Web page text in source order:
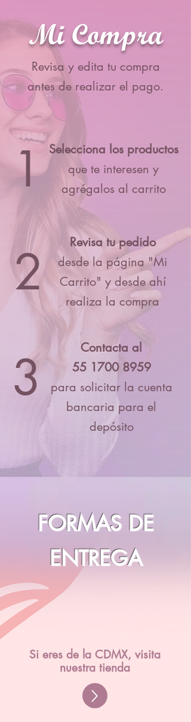
Mi Compra
Revisa y edita tu compra
antes de realizar el pago.
1 Selecciona los productos
que te interesen y
agrégalos al carrito
2
Revisa tu pedido
desde la página "Mi
Carrito" y desde ahí
realiza la compra
3
Contacta al
55 1700 8959
para solicitar la cuenta
bancaria para el
depósito
FORMAS DE
ENTREGA
Si eres de la CDMX, visita
nuestra tienda